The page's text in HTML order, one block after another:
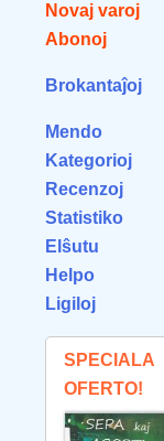
Novaj varoj
Abonoj
Brokantaĵoj
Mendo
Kategorioj
Recenzoj
Statistiko
Elŝutu
Helpo
Ligiloj
SPECIALA
OFERTO!